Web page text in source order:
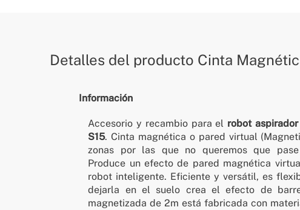
Detalles del producto Cinta
Información
Accesorio y recambio para el robot
S15. Cinta magnética o pared virtual
zonas por las que no queremos que
Produce un efecto de pared magnética
robot inteligente. Eficiente y versátil, es
dejarla en el suelo crea el efecto de
magnetizada de 2m está fabricada con